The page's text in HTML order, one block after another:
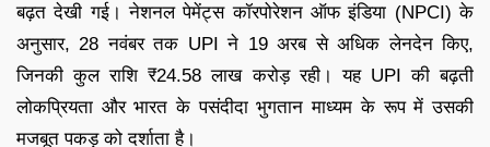
बढ़त देखी गई। नेशनल पेमेंट्स कॉरपोरेशन ऑफ इंडिया (NPCI) के
अनुसार, 28 नवंबर तक UPI ने 19 अरब से अधिक लेनदेन किए,
जिनकी कुल राशि ₹24.58 लाख करोड़ रही। यह UPI की बढ़ती
लोकप्रियता और भारत के पसंदीदा भुगतान माध्यम के रूप में उसकी
मजबूत पकड़ को दर्शाता है।